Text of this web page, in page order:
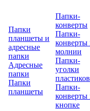
Папки
планшеты и
адресные
папки
Адресные
папки
Папки
планшеты
Папки-
конверты
Папки-
конверты
молнии
Папки-
уголки
Папки-
конверты
кнопке